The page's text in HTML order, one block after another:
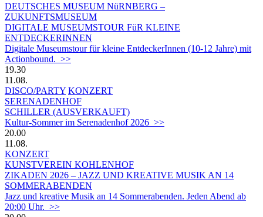
DEUTSCHES MUSEUM NüRNBERG –
ZUKUNFTSMUSEUM
DIGITALE MUSEUMSTOUR FüR KLEINE
ENTDECKERINNEN
Digitale Museumstour für kleine EntdeckerInnen (10-12 Jahre) mit
Actionbound. >>
19.30
11.08.
DISCO/PARTY KONZERT
SERENADENHOF
SCHILLER (AUSVERKAUFT)
Kultur-Sommer im Serenadenhof 2026 >>
20.00
11.08.
KONZERT
KUNSTVEREIN KOHLENHOF
ZIKADEN 2026 – JAZZ UND KREATIVE MUSIK AN 14
SOMMERABENDEN
Jazz und kreative Musik an 14 Sommerabenden. Jeden Abend ab
20:00 Uhr. >>